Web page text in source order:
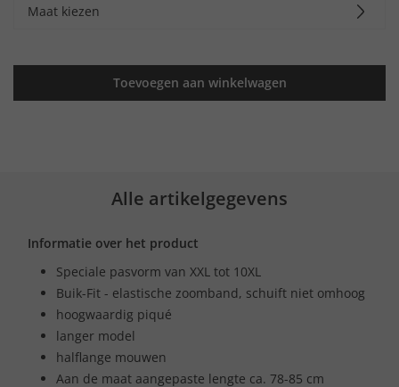
Maat kiezen
Toevoegen aan winkelwagen
Alle artikelgegevens
Informatie over het product
Speciale pasvorm van XXL tot 10XL
Buik-Fit - elastische zoomband, schuift niet omhoog
hoogwaardig piqué
langer model
halflange mouwen
Aan de maat aangepaste lengte ca. 78-85 cm